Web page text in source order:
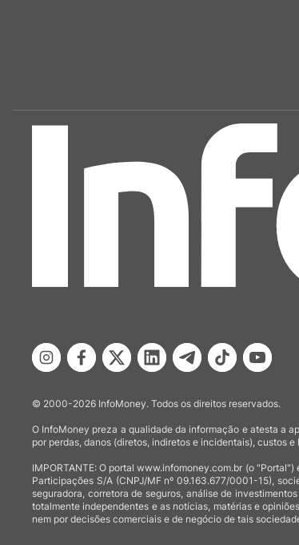
© 2000-2026 InfoMoney. Todos os direitos reservados.
O InfoMoney preza a qualidade da informação e atesta a
por perdas, danos (diretos, indiretos e incidentais), custos e
IMPORTANTE: O portal www.infomoney.com.br (o
Participações S/A (CNPJ/MF nº 09.163.677/0001-15),
seguradora, corretora de seguros, análise de
totalmente independentes e as notícias, matérias e
nem por decisões comerciais e de negócio de tais